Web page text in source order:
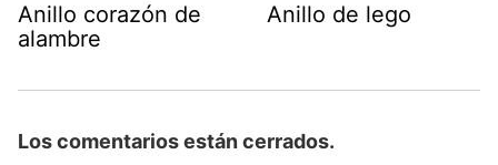
Anillo corazón de
alambre
Anillo de lego
Los comentarios están cerrados.